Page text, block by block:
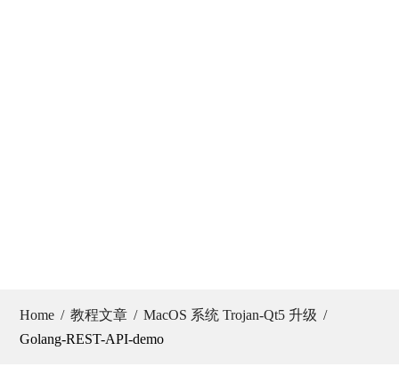
Home 教程文章
MacOS 系统 Trojan-Qt5 升级
Golang-REST-API-demo